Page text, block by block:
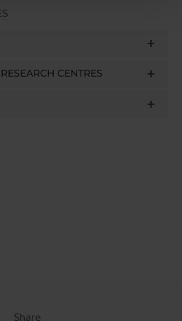
i quali potrebbero combinarle
hai fornito loro o che hanno
loro servizi.
CENTRES
Share